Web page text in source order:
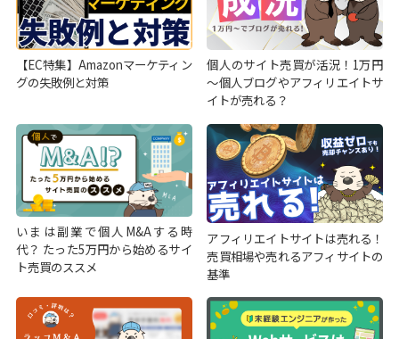
【EC特集】Amazonマーケティン
グの失敗例と対策
個人のサイト売買が活況！1万円
～個人ブログやアフィリエイトサ
イトが売れる？
いまは副業で個人M&Aする時
代？ たった5万円から始めるサイ
ト売買のススメ
アフィリエイトサイトは売れる！
売買相場や売れるアフィサイトの
基準